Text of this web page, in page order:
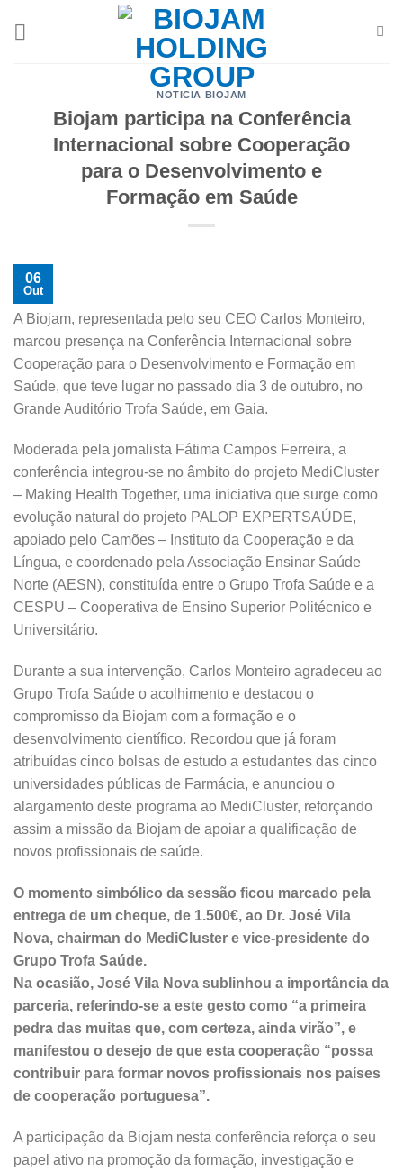
NOTICIA BIOJAM
Biojam participa na Conferência
Internacional sobre Cooperação
para o Desenvolvimento e
Formação em Saúde
06
Out
A Biojam, representada pelo seu CEO Carlos Monteiro,
marcou presença na Conferência Internacional sobre
Cooperação para o Desenvolvimento e Formação em
Saúde, que teve lugar no passado dia 3 de outubro, no
Grande Auditório Trofa Saúde, em Gaia.
Moderada pela jornalista Fátima Campos Ferreira, a
conferência integrou-se no âmbito do projeto MediCluster
– Making Health Together, uma iniciativa que surge como
evolução natural do projeto PALOP EXPERTSAÚDE,
apoiado pelo Camões – Instituto da Cooperação e da
Língua, e coordenado pela Associação Ensinar Saúde
Norte (AESN), constituída entre o Grupo Trofa Saúde e a
CESPU – Cooperativa de Ensino Superior Politécnico e
Universitário.
Durante a sua intervenção, Carlos Monteiro agradeceu ao
Grupo Trofa Saúde o acolhimento e destacou o
compromisso da Biojam com a formação e o
desenvolvimento científico. Recordou que já foram
atribuídas cinco bolsas de estudo a estudantes das cinco
universidades públicas de Farmácia, e anunciou o
alargamento deste programa ao MediCluster, reforçando
assim a missão da Biojam de apoiar a qualificação de
novos profissionais de saúde.
O momento simbólico da sessão ficou marcado pela
entrega de um cheque, de 1.500€, ao Dr. José Vila
Nova, chairman do MediCluster e vice-presidente do
Grupo Trofa Saúde.
Na ocasião, José Vila Nova sublinhou a importância da
parceria, referindo-se a este gesto como “a primeira
pedra das muitas que, com certeza, ainda virão”, e
manifestou o desejo de que esta cooperação “possa
contribuir para formar novos profissionais nos países
de cooperação portuguesa”.
A participação da Biojam nesta conferência reforça o seu
papel ativo na promoção da formação, investigação e